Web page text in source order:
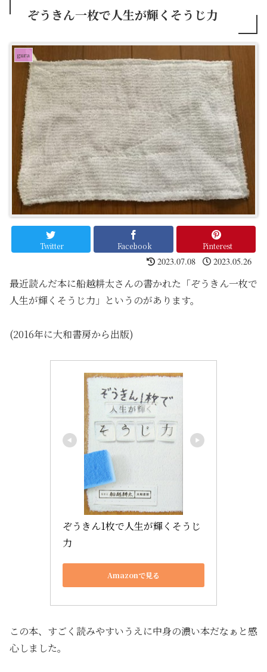
ぞうきん一枚で人生が輝くそうじ力
gura
Twitter Facebook Pinterest
2023.07.08 2023.05.26
最近読んだ本に船越耕太さんの書かれた「ぞうきん一枚で
人生が輝くそうじ力」というのがあります。
(2016年に大和書房から出版)
ぞうきん1枚で人生が輝くそうじ
力
Amazonで見る
この本、すごく読みやすいうえに中身の濃い本だなぁと感
心しました。